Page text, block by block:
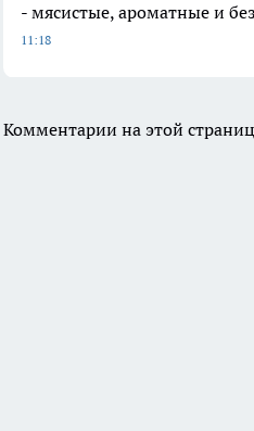
- мясистые, ароматные и
11:18
Комментарии на этой